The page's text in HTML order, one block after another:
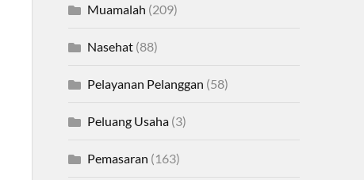
Muamalah (209)
Nasehat(88)
Pelayanan Pelanggan (58)
Peluang Usaha(3)
Pemasaran (163)